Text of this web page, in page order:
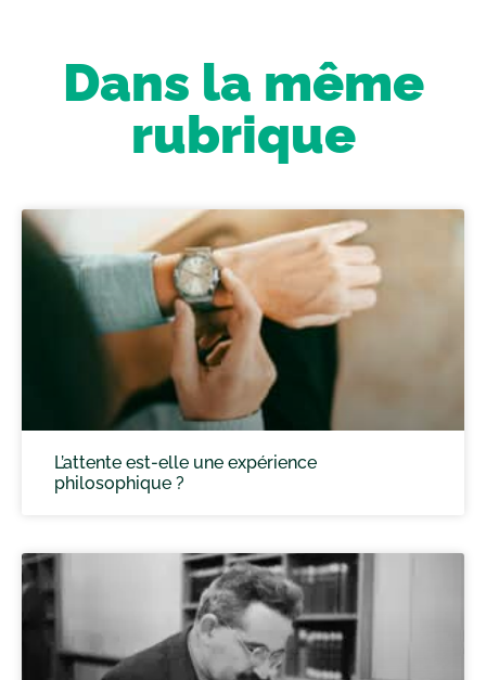
Dans la même
rubrique
L’attente est-elle une expérience
philosophique ?